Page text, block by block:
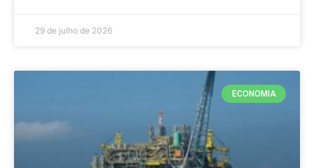
29 de julho de 2026
ECONOMIA